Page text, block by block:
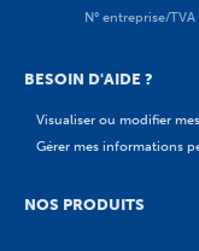
N° entreprise/
BESOIN D'AIDE ?
Visualiser ou modifier
Gérer mes informations
NOS PRODUITS